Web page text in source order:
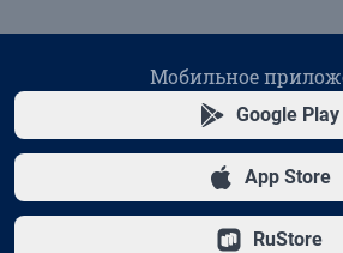
Мобильное
Google Play
App Store
RuStore